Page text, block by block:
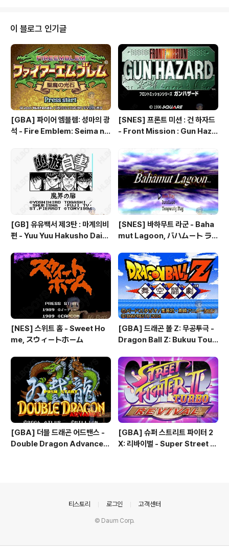
5 : 더 쉐도우 폴스 - Double Dragon V: The Shadow
Falls [메가드라이브/액션/아케이드] - [GEN] 더블 드래
곤 3: 더 로제타 스톤 - Double Dragon 3: The Roset
ta Stone [메가드라이브/액..
이 블로그 인기글
[GBA] 파이어 엠블렘: 성마의 광
석 - Fire Emblem: Seima no
ム 聖魔の光石, 파이어 엠블렘:
더 세이크리드 스톤즈 - Fire Em
blem: The Sacred Stones
[SNES] 프론트 미션 : 건 하자드
- Front Mission : Gun Haza
ズ ガンハザード
[GB] 유유백서 제3탄 : 마계의비
편 - Yuu Yuu Hakusho Dai-3
☆遊☆白書 第3弾 魔界の扉編
[SNES] 바하무트 라군 - Baha
mut Lagoon, バハムート ラ
[NES] 스위트 홈 - Sweet Ho
me, スウィートホーム
[GBA] 드래곤 볼 Z: 무공투극 -
Dragon Ball Z: Bukuu Toug
劇, 드래곤 볼 Z: 슈퍼소닉 워리어
즈 - Dragon Ball Z: Superso
nic Warriors
[GBA] 더블 드래곤 어드밴스 -
Double Dragon Advance,
[GBA] 슈퍼 스트리트 파이터 2
X: 리바이벌 - Super Street Fi
Fighter 2 Turbo: Revival
티스토리 로그인 고객센터
© Daum Corp.